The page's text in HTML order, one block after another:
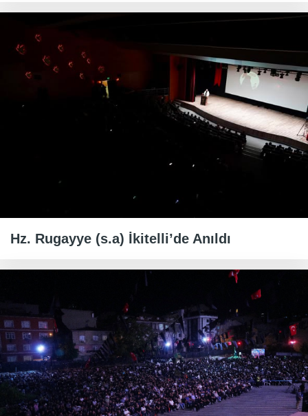
Hz. Rugayye (s.a) İkitelli’de Anıldı